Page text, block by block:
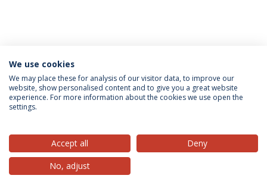
Privacy Policy Terms & Conditions Rights of Data Subjects
© 2026 Universidade Católica Portuguesa
We use cookies
We may place these for analysis of our visitor data, to improve our
website, show personalised content and to give you a great website
experience. For more information about the cookies we use open the
settings.
Accept all
Deny
No, adjust